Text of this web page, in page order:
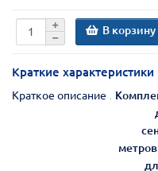
В корзину
Краткие характеристики
Краткое описание